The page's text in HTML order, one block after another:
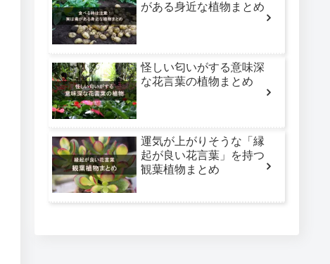
がある身近な植物まとめ
怪しい匂いがする意味深
な花言葉の植物まとめ
運気が上がりそうな「縁
起が良い花言葉」を持つ
観葉植物まとめ